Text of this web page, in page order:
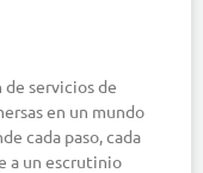
de servicios de
en un mundo
cada paso, cada
a un escrutinio